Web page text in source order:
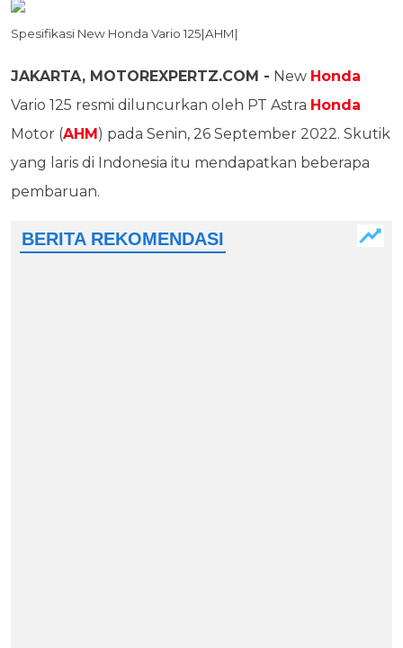
Spesifikasi New Honda Vario 125|AHM|
JAKARTA, MOTOREXPERTZ.COM - New Honda
Vario 125 resmi diluncurkan oleh PT Astra Honda
Motor (AHM) pada Senin, 26 September 2022. Skutik
yang laris di Indonesia itu mendapatkan beberapa
pembaruan.